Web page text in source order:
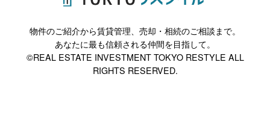
物件のご紹介から賃貸管理、売却・相続のご相談まで。
あなたに最も信頼される仲間を目指して。
©REAL ESTATE INVESTMENT TOKYO RESTYLE ALL
RIGHTS RESERVED.